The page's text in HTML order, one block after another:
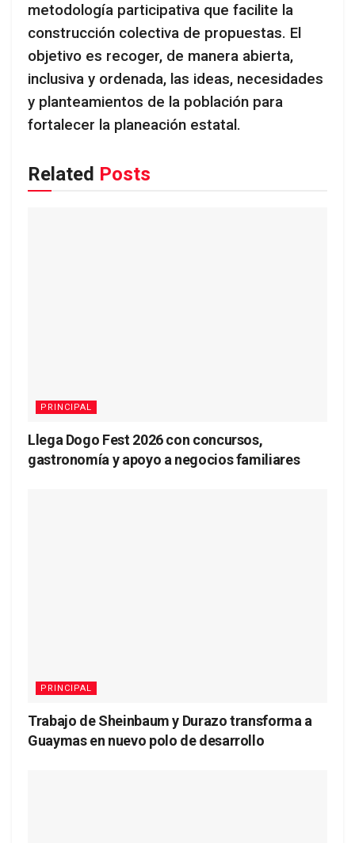
metodología participativa que facilite la
construcción colectiva de propuestas. El
objetivo es recoger, de manera abierta,
inclusiva y ordenada, las ideas, necesidades
y planteamientos de la población para
fortalecer la planeación estatal.
Related Posts
PRINCIPAL
Llega Dogo Fest 2026 con concursos,
gastronomía y apoyo a negocios familiares
PRINCIPAL
Trabajo de Sheinbaum y Durazo transforma a
Guaymas en nuevo polo de desarrollo